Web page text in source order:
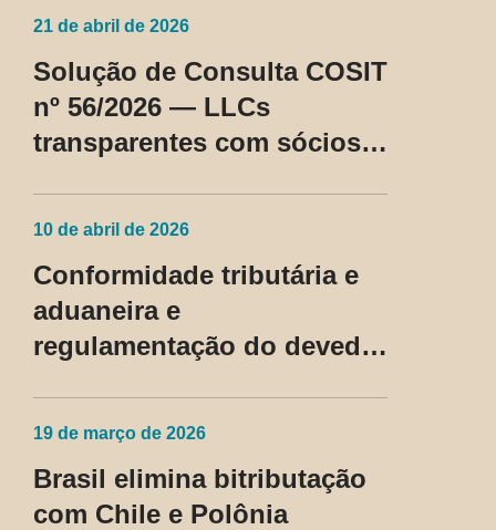
21 de abril de 2026
Solução de Consulta COSIT
nº 56/2026 — LLCs
transparentes com sócios
10 de abril de 2026
Conformidade tributária e
aduaneira e
regulamentação do devedor
19 de março de 2026
Brasil elimina bitributação
com Chile e Polônia